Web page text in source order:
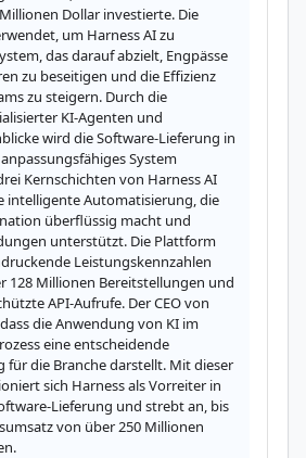
Dollar investierte. Die
um Harness AI zu
das darauf abzielt, Engpässe
zu beseitigen und die Effizienz
zu steigern. Durch die
KI-Agenten und
wird die Software-Lieferung in
System
Kernschichten von Harness AI
intelligente Automatisierung, die
überflüssig macht und
unterstützt. Die Plattform
Leistungskennzahlen
128 Millionen Bereitstellungen und
API-Aufrufe. Der CEO von
die Anwendung von KI im
eine entscheidende
für die Branche darstellt. Mit dieser
sich Harness als Vorreiter in
Lieferung und strebt an, bis
von über 250 Millionen